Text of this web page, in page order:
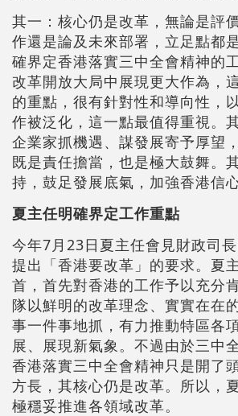
其一：核心仍是改革，無論是評
作還是論及未來部署，立足點都
確界定香港落實三中全會精神的
改革開放大局中展現更大作為，
的重點，很有針對性和導向性，
作被泛化，這一點最值得重視。
企業家抓機遇、謀發展寄予厚望
既是責任擔當，也是極大鼓舞。
持，鼓足發展底氣，加強香港信心
夏主任明確界定工作重點
今年7月23日夏主任會見財政司
提出「香港要改革」的要求。夏
首，首先對香港的工作予以充分
隊以鮮明的改革理念、實實在在
事一件事地抓，有力推動特區各
展、展現新氣象。不過由於三中
香港落實三中全會精神只是開了
方長，其核心仍是改革。所以，
極穩妥推進各領域改革。